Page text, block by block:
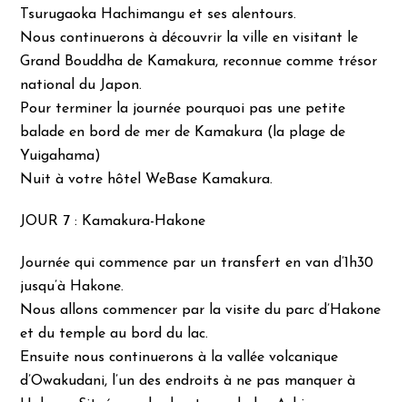
Tsurugaoka Hachimangu et ses alentours.
Nous continuerons à découvrir la ville en visitant le
Grand Bouddha de Kamakura, reconnue comme trésor
national du Japon.
Pour terminer la journée pourquoi pas une petite
balade en bord de mer de Kamakura (la plage de
Yuigahama)
Nuit à votre hôtel WeBase Kamakura.
JOUR 7 : Kamakura-Hakone
Journée qui commence par un transfert en van d’1h30
jusqu’à Hakone.
Nous allons commencer par la visite du parc d’Hakone
et du temple au bord du lac.
Ensuite nous continuerons à la vallée volcanique
d’Owakudani, l’un des endroits à ne pas manquer à